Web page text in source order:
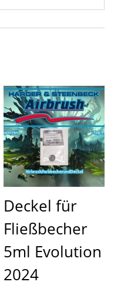
Deckel für
Fließbecher
5ml Evolution
2024